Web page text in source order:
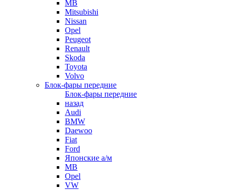
MB
Mitsubishi
Nissan
Opel
Peugeot
Renault
Skoda
Toyota
Volvo
Блок-фары передние
Блок-фары передние
назад
Audi
BMW
Daewoo
Fiat
Ford
Японские а/м
MB
Opel
VW